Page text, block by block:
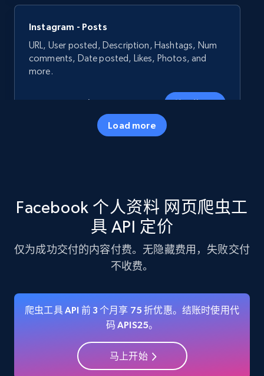
Instagram - Posts
URL, User posted, Description, Hashtags, Num
comments, Date posted, Likes, Photos, and
more.
comments, Date posted, Likes, Photos, and
13.2K+ 1.6K+ 注册使用
LinkedIn posts
URL, ID, User id, Use url, Title, Headline, Post
text, Date posted, and more.
1.5K+ 注册使用
Load more
Facebook 个人资料 网页爬虫工
具 API 定价
仅为成功交付的内容付费。无隐藏费用，失败交付
不收费。
爬虫工具 API 前 3 个月享 75 折优惠。结账时使用代
码 APIS25。
马上开始